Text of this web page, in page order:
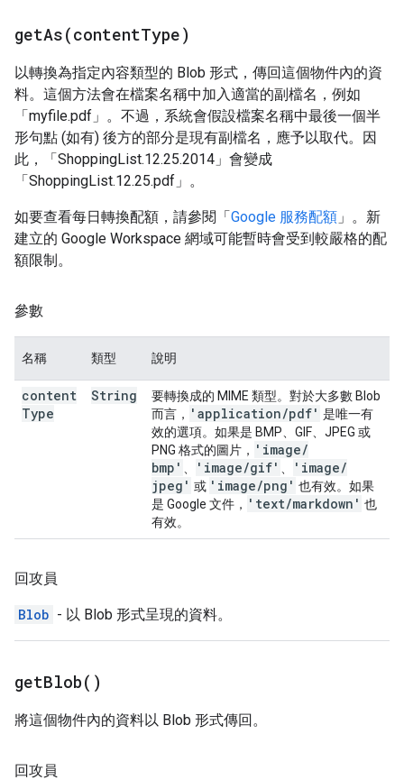
getAs(contentType)
以轉換為指定內容類型的 Blob 形式，傳回這個物件內的資
料。這個方法會在檔案名稱中加入適當的副檔名，例如
「myfile.pdf」。不過，系統會假設檔案名稱中最後一個半
形句點 (如有) 後方的部分是現有副檔名，應予以取代。因
此，「ShoppingList.12.25.2014」會變成
「ShoppingList.12.25.pdf」。
如要查看每日轉換配額，請參閱「Google 服務配額 」。新
建立的 Google Workspace 網域可能暫時會受到較嚴格的配
額限制。
參數
名稱 類型 說明
content
Type
String
要轉換成的 MIME 類型。對於大多數 Blob
而言， 'application/pdf' 是唯一有
效的選項。如果是 BMP、GIF、JPEG 或
PNG 格式的圖片， 'image/
bmp'
'image/gif' 'image/
jpeg' 或 'image/png' 也有效。如果
是 Google 文件， 'text/markdown' 也
有效。
回攻員
Blob - 以 Blob 形式呈現的資料。
getBlob( )
將這個物件內的資料以 Blob 形式傳回。
回攻員